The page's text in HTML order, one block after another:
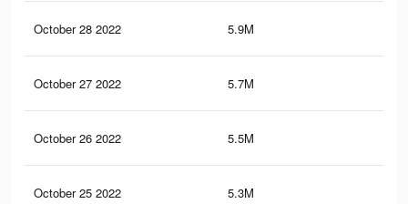
October 28 2022 5.9M
October 27 2022 5.7M
October 26 2022 5.5M
October 25 2022 5.3M